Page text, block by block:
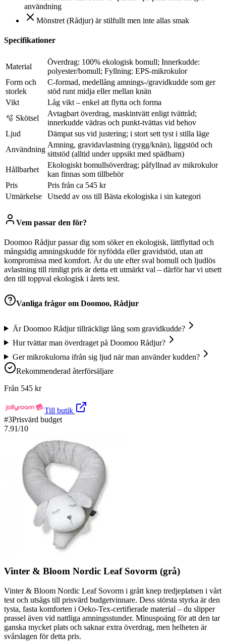
användning
Mönstret (Rådjur) är stilfullt men inte allas smak
Specifikationer
Material
Överdrag: 100% ekologisk bomull; Innerkudde:
polyester/bomull; Fyllning: EPS-mikrokulor
Form och
storlek
C-formad, medellång amnings-/gravidkudde som ger
stöd runt midja eller mellan knän
Vikt
Låg vikt – enkel att flytta och forma
🫧 Skötsel
Avtagbart överdrag, maskintvätt enligt tvättråd;
innerkudde vädras och punkt-tvättas vid behov
Ljud
Dämpat sus vid justering; i stort sett tyst i stilla läge
Användning
Amning, gravidavlastning (rygg/knän), liggstöd och
sittstöd (alltid under uppsikt med spädbarn)
Hållbarhet
Ekologiskt bomullsöverdrag; påfyllnad av mikrokulor
kan finnas som tillbehör
Pris
Pris från ca 545 kr
Utmärkelse
Utsedd av oss till Bästa ekologiska i sin kategori
Vem passar den för?
Doomoo Rådjur passar dig som söker en ekologisk, lättflyttad och
mångsidig amningskudde för nyfödda eller gravidstöd, utan att
kompromissa med komfort. Är du ute efter sval bomull och ljudlös
avlastning till rimligt pris är detta ett utmärkt val – därför har vi utsett
den till toppval ekologisk i årets test.
Vanliga frågor om Doomoo, Rådjur
Är Doomoo Rådjur tillräckligt lång som gravidkudde?
Hur tvättar man överdraget på Doomoo Rådjur?
Ger mikrokulorna ifrån sig ljud när man använder kudden?
Rekommenderad återförsäljare
Från 545 kr
Till butik
#3Prisvärd budget
7.91/10
Vinter & Bloom Nordic Leaf Sovorm (grå)
Vinter & Bloom Nordic Leaf Sovorm i grått knep tredjeplatsen i vårt
test och utsågs till prisvärd budgetvinnare. Dess största styrka är den
tysta, fasta komforten i Oeko-Tex-certifierade material – du slipper
prassel även vid nattliga amningsstunder. Minuspoäng för att den tar
ganska mycket plats och saknar extra överdrag, men helheten är
svårslagen för detta pris.